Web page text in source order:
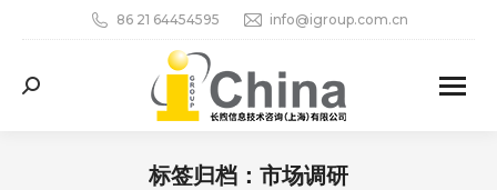
86 21 64454595 info@igroup.com.cn
Search:
标签归档： 市场调研